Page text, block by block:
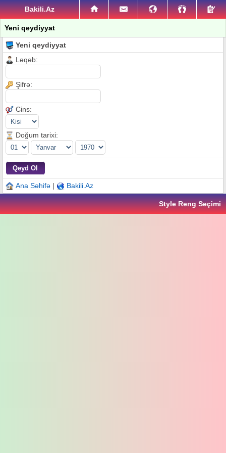
Bakili.Az
Yeni qeydiyyat
Yeni qeydiyyat
Ləqəb:
Şifrə:
Cins:
Doğum tarixi:
Ana Səhifə | Bakili.Az
Style Rəng Seçimi